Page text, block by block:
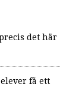
det här
få ett